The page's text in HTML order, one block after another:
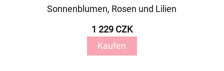
Sonnenblumen, Rosen und Lilien
1 229 CZK
Kaufen